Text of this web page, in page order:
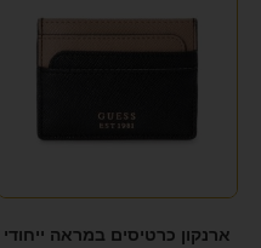
ארנקון כרטיסים במראה ייחודי